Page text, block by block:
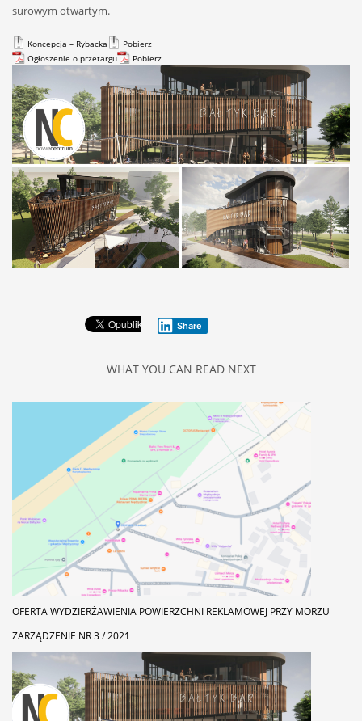
surowym otwartym.
Koncepcja – Rybacka
Pobierz
Ogłoszenie o przetargu
Pobierz
Share
WHAT YOU CAN READ NEXT
OFERTA WYDZIERŻAWIENIA POWIERZCHNI REKLAMOWEJ PRZY MORZU
ZARZĄDZENIE NR 3 / 2021